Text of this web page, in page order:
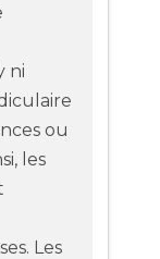
ni
ou
les
Les